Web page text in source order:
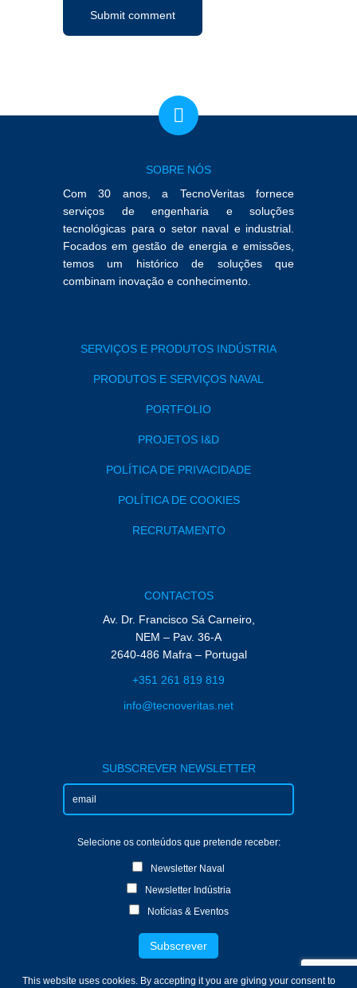
SOBRE NÓS
Com 30 anos, a TecnoVeritas fornece
serviços de engenharia e soluções
tecnológicas para o setor naval e industrial.
Focados em gestão de energia e emissões,
temos um histórico de soluções que
combinam inovação e conhecimento.
SERVIÇOS E PRODUTOS INDÚSTRIA
PRODUTOS E SERVIÇOS NAVAL
PORTFOLIO
PROJETOS I&D
POLÍTICA DE PRIVACIDADE
POLÍTICA DE COOKIES
RECRUTAMENTO
CONTACTOS
Av. Dr. Francisco Sá Carneiro,
NEM – Pav. 36-A
2640-486 Mafra – Portugal
+351 261 819 819
info@tecnoveritas.net
SUBSCREVER NEWSLETTER
Selecione os conteúdos que pretende receber:
Newsletter Naval
Newsletter Indústria
Notícias & Eventos
This website uses cookies. By accepting it you are giving your consent to